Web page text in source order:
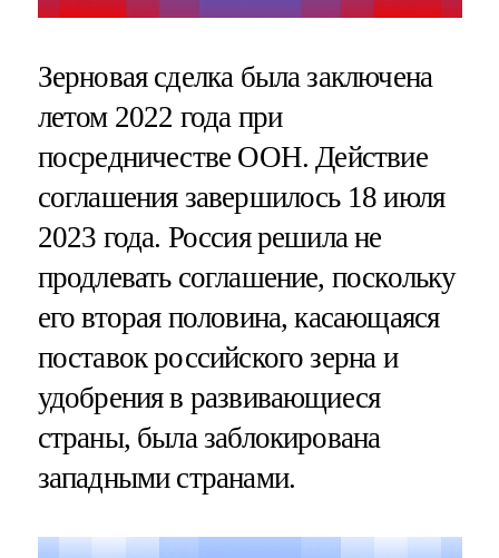
Зерновая сделка была заключена
летом 2022 года при
посредничестве ООН. Действие
соглашения завершилось 18 июля
2023 года. Россия решила не
продлевать соглашение, поскольку
его вторая половина, касающаяся
поставок российского зерна и
удобрения в развивающиеся
страны, была заблокирована
западными странами.